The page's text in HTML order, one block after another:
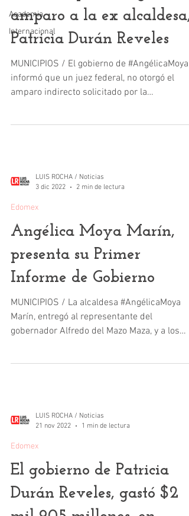
Academia
Internacional
amparo a la ex alcaldesa,
Patricia Durán Reveles
MUNICIPIOS / El gobierno de #AngélicaMoya,
informó que un juez federal, no otorgó el
amparo indirecto solicitado por la
LUIS ROCHA / Noticias
3 dic 2022
2 min de lectura
Edomex
Angélica Moya Marín,
presenta su Primer
Informe de Gobierno
MUNICIPIOS / La alcaldesa #AngélicaMoya
Marín, entregó al representante del
gobernador Alfredo del Mazo Maza, y a los
LUIS ROCHA / Noticias
21 nov 2022
1 min de lectura
Edomex
El gobierno de Patricia
Durán Reveles, gastó $2